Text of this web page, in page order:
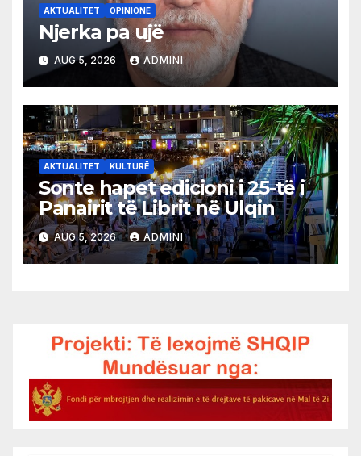
AKTUALITET OPINIONE
Njerka pa ujë
AUG 5, 2026 ADMINI
AKTUALITET KULTURË
Sonte hapet edicioni i 25-të i
Panairit të Librit në Ulqin
AUG 5, 2026 ADMINI